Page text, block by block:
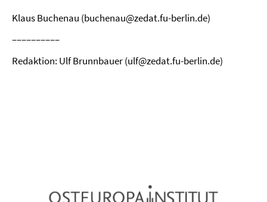
Klaus Buchenau (buchenau@zedat.fu-berlin.de)
––––––––––
Redaktion: Ulf Brunnbauer (ulf@zedat.fu-berlin.de)